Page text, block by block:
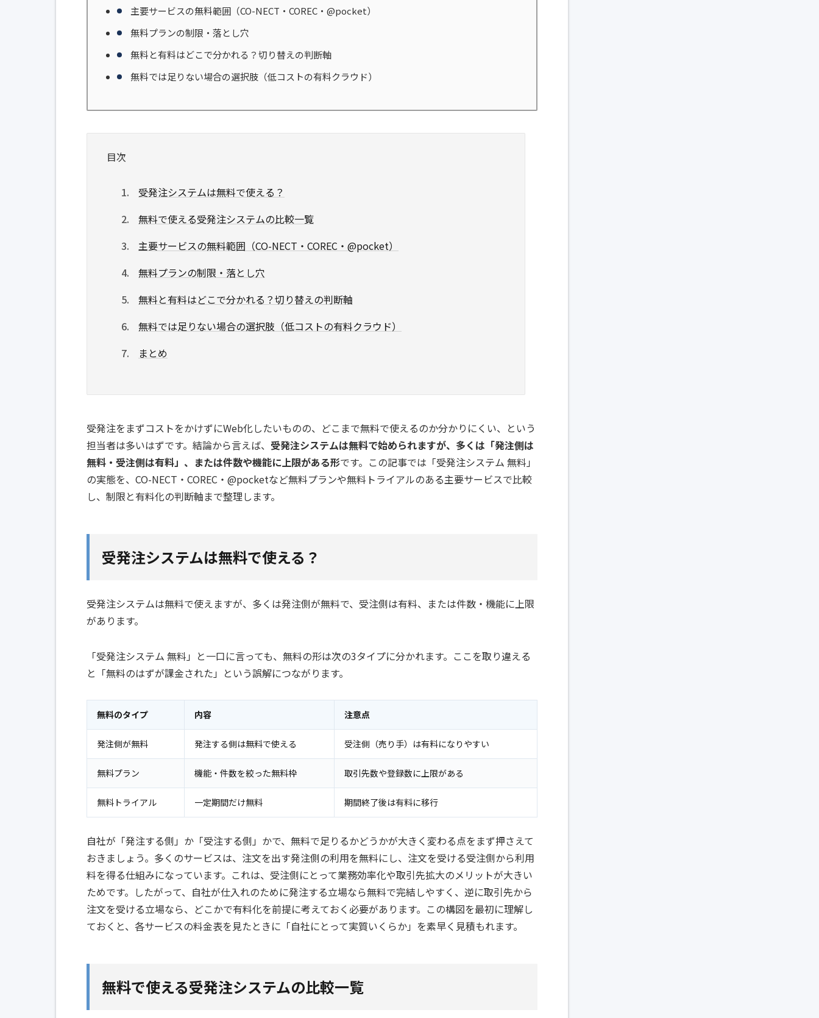
主要サービスの無料範囲（CO-NECT・COREC・@pocket）
無料プランの制限・落とし穴
無料と有料はどこで分かれる？切り替えの判断軸
無料では足りない場合の選択肢（低コストの有料クラウド）
目次
受発注システムは無料で使える？
無料で使える受発注システムの比較一覧
主要サービスの無料範囲（CO-NECT・COREC・@pocket）
無料プランの制限・落とし穴
無料と有料はどこで分かれる？切り替えの判断軸
無料では足りない場合の選択肢（低コストの有料クラウド）
まとめ
受発注をまずコストをかけずにWeb化したいものの、どこまで無料で使えるのか分かりにくい、という
担当者は多いはずです。結論から言えば、 受発注システムは無料で始められますが、多くは「発注側は
無料・受注側は有料」、または件数や機能に上限がある形です。この記事では「受発注システム 無料」
の実態を、CO-NECT・COREC・@pocketなど無料プランや無料トライアルのある主要サービスで比較
し、制限と有料化の判断軸まで整理します。
受発注システムは無料で使える？
受発注システムは無料で使えますが、多くは発注側が無料で、受注側は有料、または件数・機能に上限
があります。
「受発注システム 無料」と一口に言っても、無料の形は次の3タイプに分かれます。ここを取り違える
と「無料のはずが課金された」という誤解につながります。
無料のタイプ 内容 注意点
発注側が無料 発注する側は無料で使える 受注側（売り手）は有料になりやすい
無料プラン 機能・件数を絞った無料枠 取引先数や登録数に上限がある
無料トライアル 一定期間だけ無料 期間終了後は有料に移行
自社が「発注する側」か「受注する側」かで、無料で足りるかどうかが大きく変わる点をまず押さえて
おきましょう。多くのサービスは、注文を出す発注側の利用を無料にし、注文を受ける受注側から利用
料を得る仕組みになっています。これは、受注側にとって業務効率化や取引先拡大のメリットが大きい
ためです。したがって、自社が仕入れのために発注する立場なら無料で完結しやすく、逆に取引先から
注文を受ける立場なら、どこかで有料化を前提に考えておく必要があります。この構図を最初に理解し
ておくと、各サービスの料金表を見たときに「自社にとって実質いくらか」を素早く見積もれます。
無料で使える受発注システムの比較一覧